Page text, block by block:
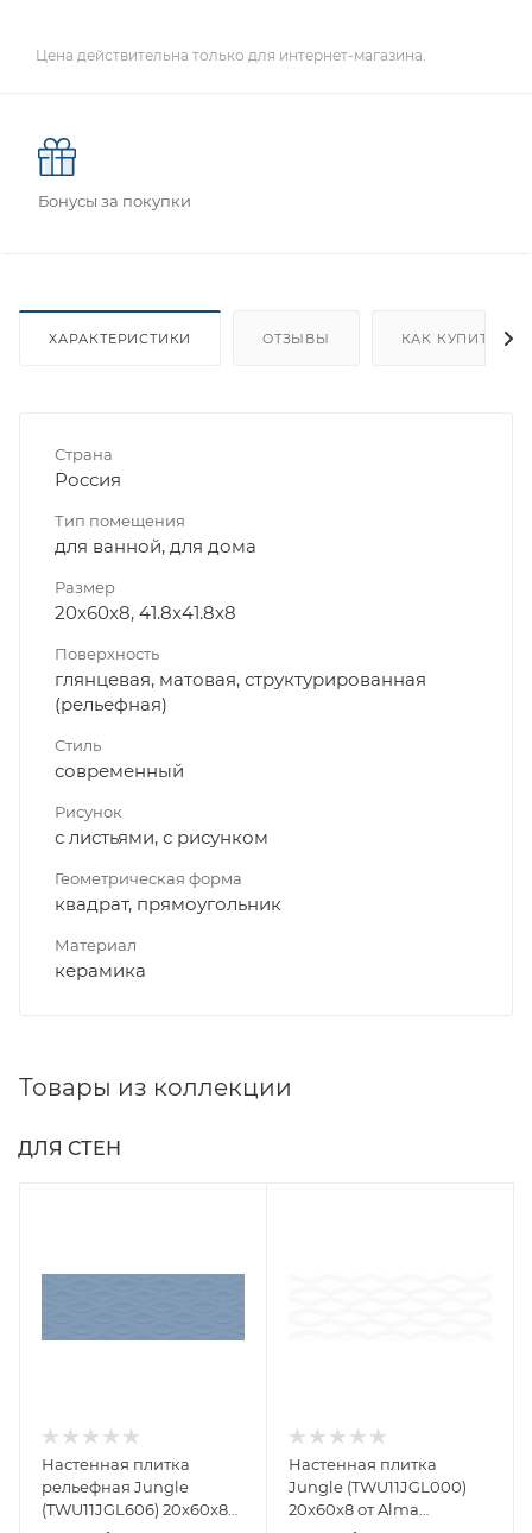
Цена действительна только для интернет-магазина.
Бонусы за покупки
ХАРАКТЕРИСТИКИ ОТЗЫВЫ КАК КУПИТЬ
Страна
Россия
Тип помещения
для ванной, для дома
Размер
20x60x8, 41.8x41.8x8
Поверхность
глянцевая, матовая, структурированная
(рельефная)
Стиль
современный
Рисунок
с листьями, с рисунком
Геометрическая форма
квадрат, прямоугольник
Материал
керамика
Товары из коллекции
ДЛЯ СТЕН
Настенная плитка
рельефная Jungle
(TWU11JGL606) 20x60x8
Настенная плитка
Jungle (TWU11JGL000)
20x60x8 от Alma